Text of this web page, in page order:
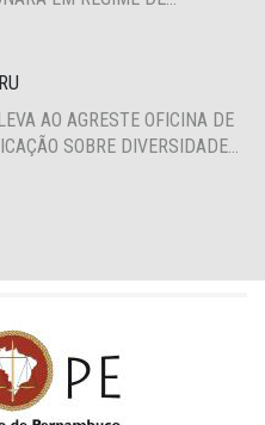
AO AGRESTE OFICINA DE
SOBRE DIVERSIDADE